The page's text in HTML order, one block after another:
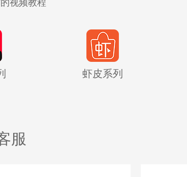
视频教程
虾皮系列
服